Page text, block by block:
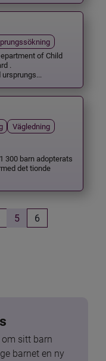
of Child
.
Vägledning
300 barn adopterats
det tionde
5
6
sitt barn
barnet en ny